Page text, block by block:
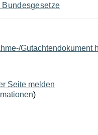
Bundesgesetze
Gutachtendokument
Seite melden
)